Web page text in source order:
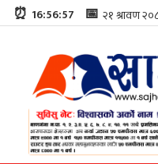
⏰ 16:56:58 📅